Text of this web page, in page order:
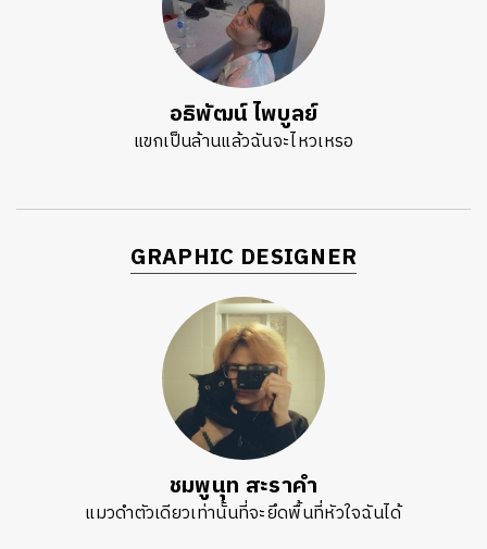
อธิพัฒน์ ไพบูลย์
แขกเป็นล้านแล้วฉันจะไหวเหรอ
GRAPHIC DESIGNER
ชมพูนุท สะราคำ
แมวดำตัวเดียวเท่านั้นที่จะยึดพื้นที่หัวใจฉันได้